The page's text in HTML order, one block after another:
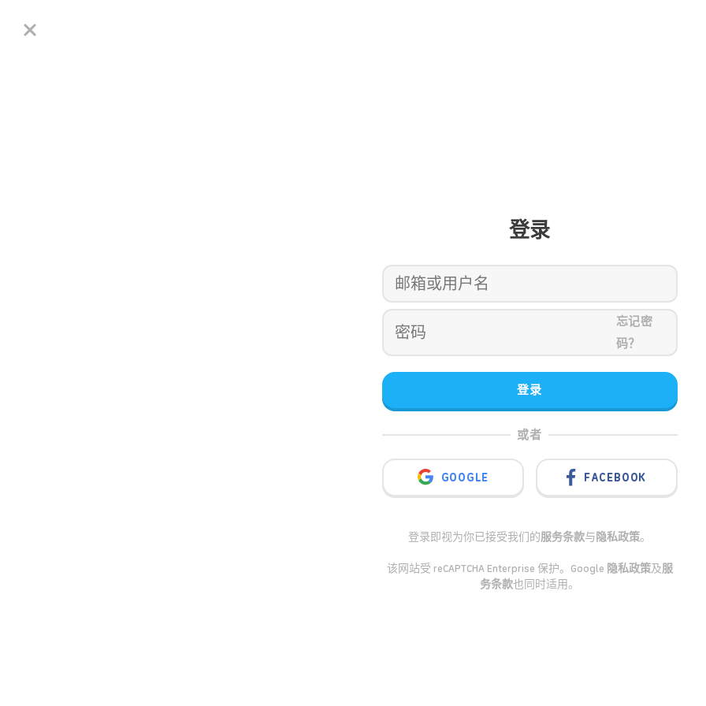
登录
忘记密
码？
登录
或者
GOOGLE FACEBOOK
登录即视为你已接受我们的服务条款与隐私政策。
该网站受 reCAPTCHA Enterprise 保护。Google 隐私政策及服
务条款也同时适用。